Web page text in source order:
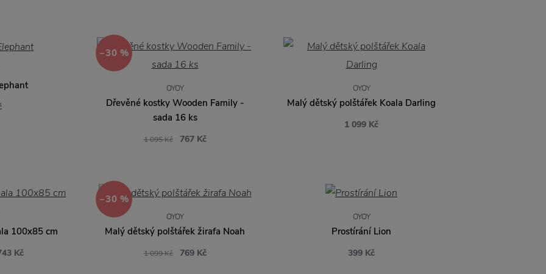
−30 %
OYOY
Dřevěné kostky Wooden Family -
sada 16 ks
1 095 Kč 767 Kč
OYOY
Malý dětský polštářek Koala Darling
1 099 Kč
100x85 cm
Kč
−30 %
OYOY
Malý dětský polštářek žirafa Noah
1 099 Kč 769 Kč
OYOY
Prostírání Lion
399 Kč